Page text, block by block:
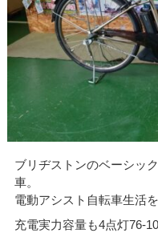
ブリヂストンのベーシッ
車。
電動アシスト自転車生活
充電実力容量も4点灯76-